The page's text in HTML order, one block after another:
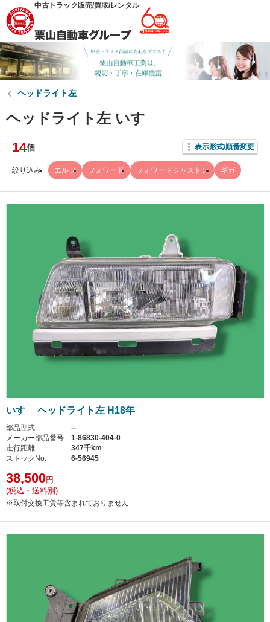
中古トラック販売/買取/レンタル
ヘッドライト左
ヘッドライト左 いすゞ
14個 表示形式/順番変更
絞り込み エルフ フォワード フォワードジャストン ギガ
いすゞ ヘッドライト左 H18年
部品型式
--
メーカー部品番号
1-86830-404-0
走行距離
347千km
ストックNo.
6-56945
38,500円
(税込・送料別)
※取付交換工賃等含まれておりません